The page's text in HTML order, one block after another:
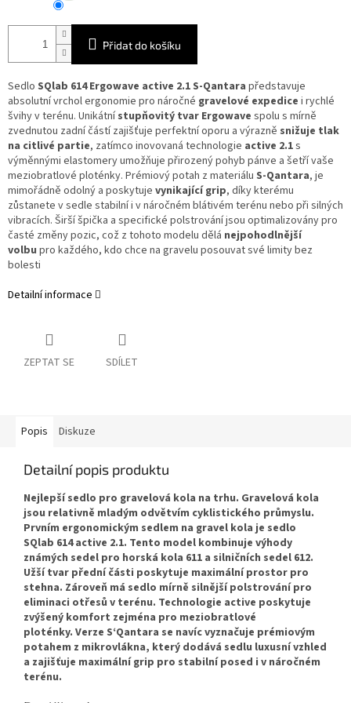
Přidat do košíku
Sedlo SQlab 614 Ergowave active 2.1 S-Qantara představuje
absolutní vrchol ergonomie pro náročné gravelové expedice i rychlé
švihy v terénu. Unikátnístupňovitý tvar Ergowave spolu s mírně
zvednutou zadní částí zajišťuje perfektní oporu a výrazně snižuje tlak
na citlivé partie, zatímco inovovaná technologie active 2.1s
výměnnými elastomery umožňuje přirozený pohyb pánve a šetří vaše
meziobratlové ploténky. Prémiový potah z materiálu S-Qantara, je
mimořádně odolný a poskytuje vynikající grip, díky kterému
zůstanete v sedle stabilní i v náročném blátivém terénu nebo při silných
vibracích. Širší špička a specifické polstrování jsou optimalizovány pro
časté změny pozic, což z tohoto modelu dělá nejpohodlnější
volbu pro každého, kdo chce na gravelu posouvat své limity bez
bolesti
Detailní informace
ZEPTAT SE SDÍLET
Popis Diskuze
Detailní popis produktu
Nejlepší sedlo pro gravelová kola na trhu. Gravelová kola
jsou relativně mladým odvětvím cyklistického průmyslu.
Prvním ergonomickým sedlem na gravel kola je sedlo
SQlab 614 active 2.1. Tento model kombinuje výhody
známých sedel pro horská kola 611 a silničních sedel 612.
Užší tvar přední části poskytuje maximální prostor pro
stehna. Zároveň má sedlo mírně silnější polstrování pro
eliminaci otřesů v terénu. Technologie active poskytuje
zvýšený komfort zejména pro meziobratlové
ploténky. Verze S‘Qantara se navíc vyznačuje prémiovým
potahem z mikrovlákna, který dodává sedlu luxusní vzhled
a zajišťuje maximální grip pro stabilní posed i v náročném
terénu.